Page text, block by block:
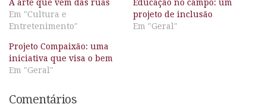
A arte que vem das ruas
Em "Cultura e
Entretenimento"
Educação no campo: um
projeto de inclusão
Em "Geral"
Projeto Compaixão: uma
iniciativa que visa o bem
Em "Geral"
Comentários